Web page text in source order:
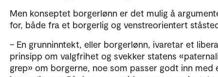
Men konseptet borgerlønn er det mulig å
for, både fra et borgerlig og venstreorientert
– En grunninntekt, eller borgerlønn, ivaretar et
prinsipp om valgfrihet og svekker statens
grep» om borgerne, noe som passer godt inn med